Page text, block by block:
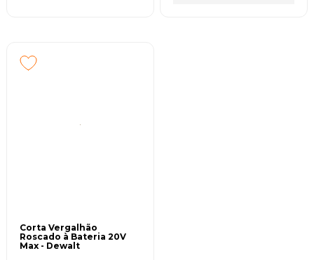
Corta Vergalhão
Roscado à Bateria 20V
Max - Dewalt